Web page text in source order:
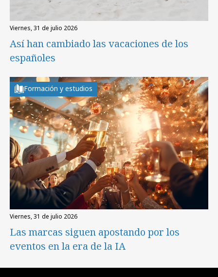
viernes, 31 de julio 2026
Así han cambiado las vacaciones de los
españoles
Formación y estudios
viernes, 31 de julio 2026
Las marcas siguen apostando por los
eventos en la era de la IA